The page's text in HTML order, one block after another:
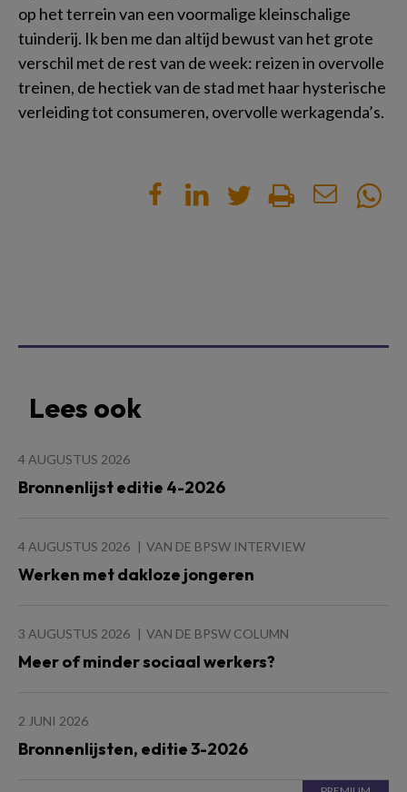
op het terrein van een voormalige kleinschalige
tuinderij. Ik ben me dan altijd bewust van het grote
verschil met de rest van de week: reizen in overvolle
treinen, de hectiek van de stad met haar hysterische
verleiding tot consumeren, overvolle werkagenda’s.
Lees ook
4 AUGUSTUS 2026
Bronnenlijst editie 4-2026
4 AUGUSTUS 2026 VAN DE BPSW INTERVIEW
Werken met dakloze jongeren
3 AUGUSTUS 2026 VAN DE BPSW COLUMN
Meer of minder sociaal werkers?
2 JUNI 2026
Bronnenlijsten, editie 3-2026